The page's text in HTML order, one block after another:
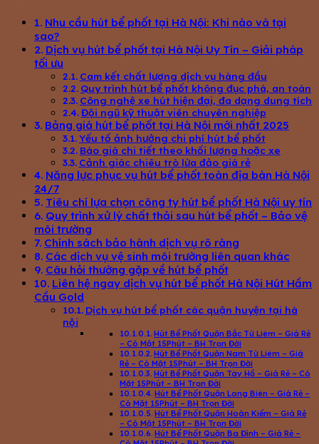
Nhu cầu hút bể phốt tại Hà Nội: Khi nào và tại
sao?
Dịch vụ hút bể phốt tại Hà Nội Uy Tín – Giải pháp
tối ưu
Cam kết chất lượng dịch vụ hàng đầu
Quy trình hút bể phốt không đục phá, an toàn
Công nghệ xe hút hiện đại, đa dạng dung tích
Đội ngũ kỹ thuật viên chuyên nghiệp
Bảng giá hút bể phốt tại Hà Nội mới nhất 2025
Yếu tố ảnh hưởng chi phí hút bể phốt
Báo giá chi tiết theo khối lượng hoặc xe
Cảnh giác chiêu trò lừa đảo giá rẻ
Năng lực phục vụ hút bể phốt toàn địa bàn Hà Nội
24/7
Tiêu chí lựa chọn công ty hút bể phốt Hà Nội uy tín
Quy trình xử lý chất thải sau hút bể phốt – Bảo vệ
môi trường
Chính sách bảo hành dịch vụ rõ ràng
Các dịch vụ vệ sinh môi trường liên quan khác
Câu hỏi thường gặp về hút bể phốt
Liên hệ ngay dịch vụ hút bể phốt Hà Nội Hút Hầm
Cầu Gold
Dịch vụ hút bể phốt các quận huyện tại hà
nội
Hút Bể Phốt Quận Bắc Từ Liêm – Giá Rẻ
– Có Mặt 15Phút – BH Trọn Đời
Hút Bể Phốt Quận Nam Từ Liêm – Giá
Rẻ – Có Mặt 15Phút – BH Trọn Đời
Hút Bể Phốt Quận Tây Hồ – Giá Rẻ – Có
Mặt 15Phút – BH Trọn Đời
Hút Bể Phốt Quận Long Biên – Giá Rẻ –
Có Mặt 15Phút – BH Trọn Đời
Hút Bể Phốt Quận Hoàn Kiếm – Giá Rẻ
– Có Mặt 15Phút – BH Trọn Đời
Hút Bể Phốt Quận Ba Đình – Giá Rẻ –